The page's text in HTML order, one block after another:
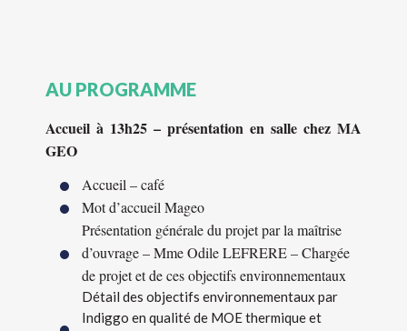
AU PROGRAMME
Accueil à 13h25 – présentation en salle chez MA
GEO
Accueil – café
Mot d’accueil Mageo
Présentation générale du projet par la maîtrise
d’ouvrage – Mme Odile LEFRERE – Chargée
de projet et de ces objectifs environnementaux
Détail des objectifs environnementaux par
Indiggo en qualité de MOE thermique et